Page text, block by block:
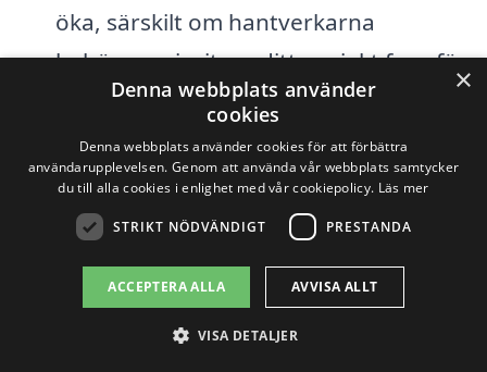
öka, särskilt om hantverkarna
behöver prioritera ditt projekt framför
andra.
När du letar efter att renovera badrum i
Blentarp är det också viktigt att samla in
flera offerter från olika företag. Detta kan
ge dig en bättre uppfattning om vad som
är ett rimligt pris för din specifika
×
Denna webbplats använder
cookies
Denna webbplats använder cookies för att förbättra
användarupplevelsen. Genom att använda vår webbplats samtycker
du till alla cookies i enlighet med vår cookiepolicy. Läs mer
STRIKT NÖDVÄNDIGT PRESTANDA
ACCEPTERA ALLA AVVISA ALLT
VISA DETALJER